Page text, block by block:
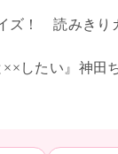
ズ！ 読みきり
たい』神田